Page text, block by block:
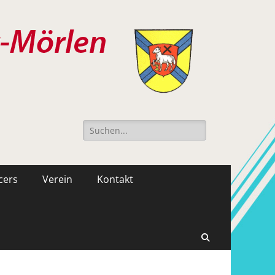
Suche
nach:
Verein Kontakt
Suchen